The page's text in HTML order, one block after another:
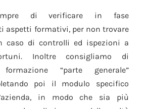
di verificare in fase
aspetti formativi, per non trovare
caso di controlli ed ispezioni a
Inoltre consigliamo di
“parte generale”
poi il modulo specifico
in modo che sia più